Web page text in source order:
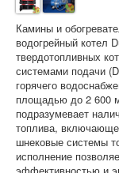
Камины и
водогрейный котел
твердотопливных
системами подачи
горячего
площадью до 2 600
подразумевает
топлива,
шнековые системы
исполнение